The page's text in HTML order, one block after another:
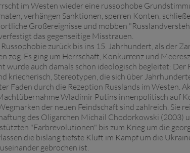
im Westen wieder eine russophobe
verhängen Sanktionen, sperren Konten,
Großereignisse und mobben
das gegenseitige Misstrauen.
zurück bis ins 15. Jahrhundert, als der
zog. Es ging um Herrschaft, Konkurrenz und
auch damals schon ideologisch begleitet: Der
kriecherisch, Stereotypen, die sich über
Faden durch die Rezeption Russlands im Westen.
Wladimir Putins innenpolitisch auf
der neuen Feindschaft sind zahlreich. Sie
des Oligarchen Michail Chodorkowski (2003)
"Farbrevolutionen" bis zum Krieg um die
die bislang tiefste Kluft im Kampf um die
gebrochen ist.